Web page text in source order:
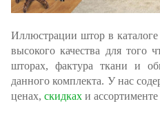
Иллюстрации штор в
высокого качества для того
шторах, фактура ткани и
данного комплекта. У нас
ценах, скидках и ассортименте